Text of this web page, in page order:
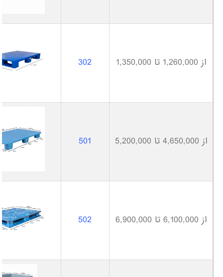
از 1,260,000 تا 1,350,000 302
از 4,650,000 تا 5,200,000 501
از 6,100,000 تا 6,900,000 502